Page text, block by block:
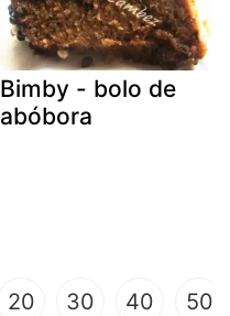
Bimby - bolo de
abóbora
20 30 40 50